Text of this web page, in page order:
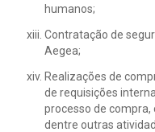
humanos;
Contratação de
Aegea;
Realizações de
de requisições
processo de compra,
dentre outras